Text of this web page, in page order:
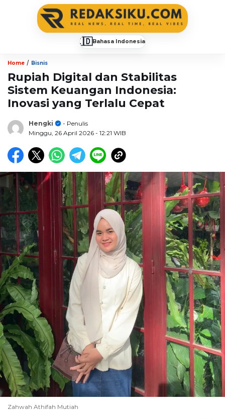
🇮🇩Bahasa Indonesia
Home / Bisnis
Rupiah Digital dan Stabilitas
Sistem Keuangan Indonesia:
Inovasi yang Terlalu Cepat
Hengki
- Penulis
Minggu, 26 April 2026 - 12:21 WIB
Zahwah Athifah Mutiah